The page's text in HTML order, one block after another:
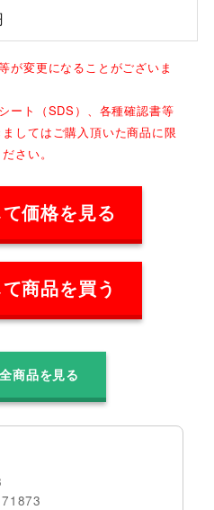
が変更になることがございま
ート（SDS）、各種確認書等
してはご購入頂いた商品に限
さい。
価格を見る
商品を買う
商品を見る